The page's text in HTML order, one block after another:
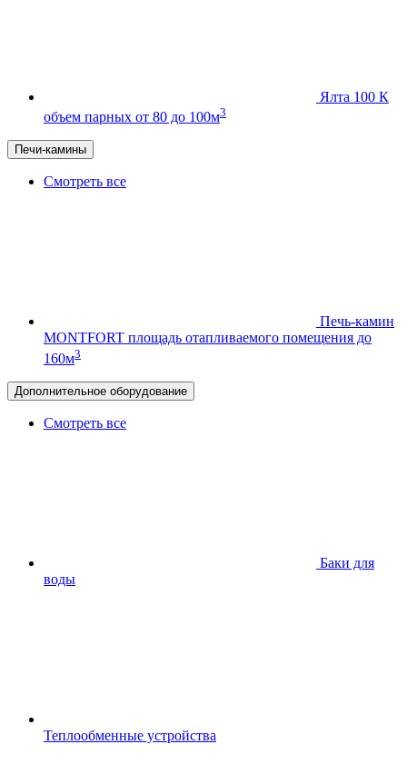
Ялта 100 К
объем парных от 80 до 100м3
Печи-камины
Смотреть все
Печь-камин
MONTFORT площадь отапливаемого помещения до
160м3
Дополнительное оборудование
Смотреть все
Баки для
воды
Теплообменные устройства